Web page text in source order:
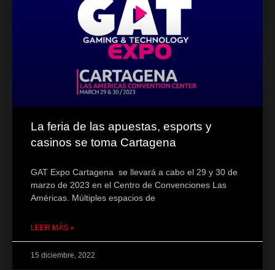
La feria de las apuestas, esports y
casinos se toma Cartagena
GAT Expo Cartagena se llevará a cabo el 29 y 30 de
marzo de 2023 en el Centro de Convenciones Las
Américas. Múltiples espacios de
LEER MÁS »
15 diciembre, 2022